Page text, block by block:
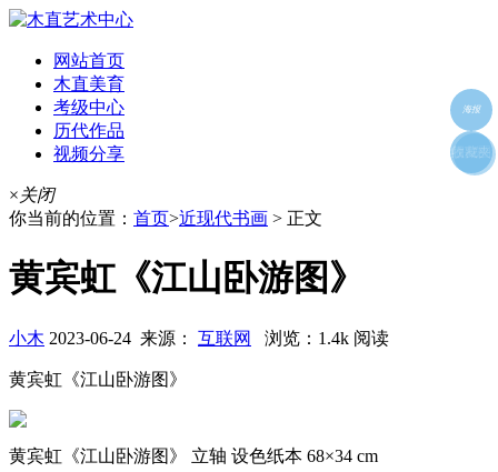
网站首页
木直美育
考级中心
历代作品
视频分享
×关闭
你当前的位置： 首页>近现代书画 > 正文
黄宾虹《江山卧游图》
小木 2023-06-24 来源： 互联网 浏览：1.4k 阅读
黄宾虹《江山卧游图》
黄宾虹《江山卧游图》 立轴 设色纸本 68×34 cm
海报
好友
朋友圈
收藏夹